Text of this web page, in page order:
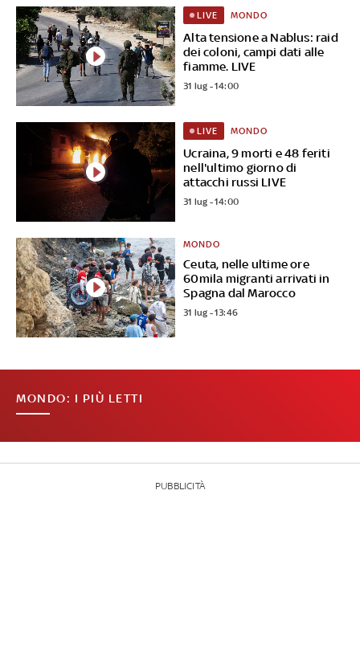
Alta tensione a Nablus: raid
dei coloni, campi dati alle
fiamme. LIVE
LIVE MONDO
31 lug - 14:00
Ucraina, 9 morti e 48 feriti
nell'ultimo giorno di
attacchi russi LIVE
LIVE MONDO
31 lug - 14:00
Ceuta, nelle ultime ore
60mila migranti arrivati in
Spagna dal Marocco
MONDO
31 lug - 13:46
MONDO: I PIÙ LETTI
PUBBLICITÀ